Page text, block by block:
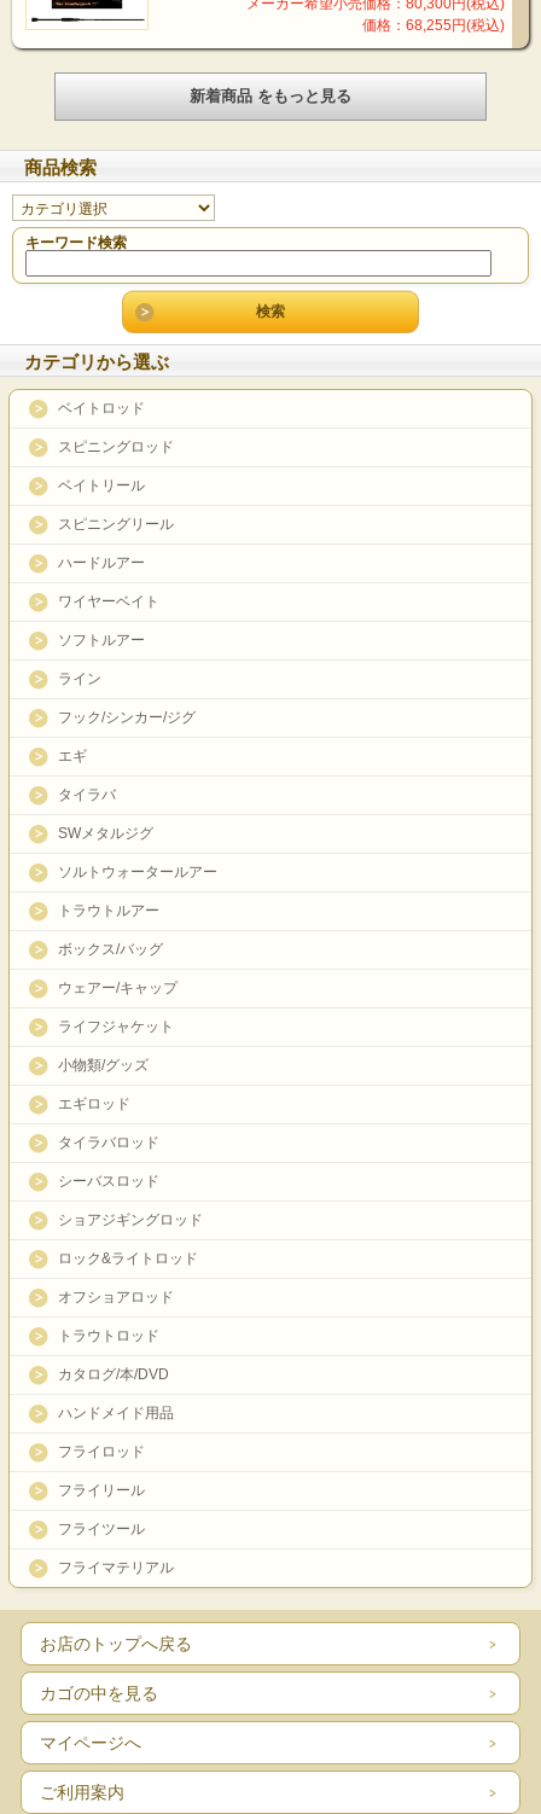
メーカー希望小売価格：80,300円(税込)
価格：68,255円(税込)
新着商品 をもっと見る
商品検索
キーワード検索
カテゴリから選ぶ
ベイトロッド
スピニングロッド
ベイトリール
スピニングリール
ハードルアー
ワイヤーベイト
ソフトルアー
ライン
フック/シンカー/ジグ
エギ
タイラバ
SWメタルジグ
ソルトウォータールアー
トラウトルアー
ボックス/バッグ
ウェアー/キャップ
ライフジャケット
小物類/グッズ
エギロッド
タイラバロッド
シーバスロッド
ショアジギングロッド
ロック&ライトロッド
オフショアロッド
トラウトロッド
カタログ/本/DVD
ハンドメイド用品
フライロッド
フライリール
フライツール
フライマテリアル
お店のトップへ戻る
カゴの中を見る
マイページへ
ご利用案内